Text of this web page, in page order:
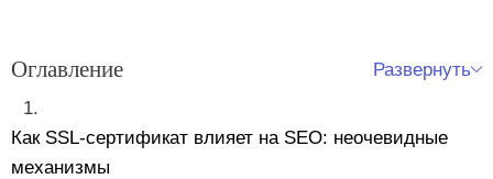
Оглавление Развернуть
Как SSL-сертификат влияет на SEO: неочевидные
механизмы